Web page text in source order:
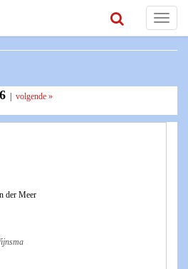
Toggle
volgende »
der Meer